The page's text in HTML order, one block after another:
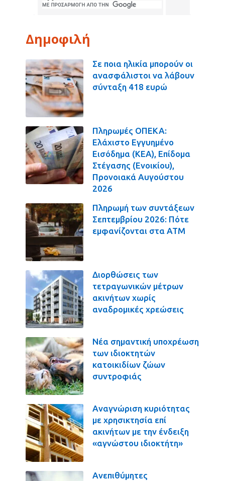
Δημοφιλή
Σε ποια ηλικία μπορούν οι
ανασφάλιστοι να λάβουν
σύνταξη 418 ευρώ
Πληρωμές ΟΠΕΚΑ:
Ελάχιστο Εγγυημένο
Εισόδημα (ΚΕΑ), Επίδομα
Στέγασης (Ενοικίου),
Προνοιακά Αυγούστου
2026
Πληρωμή των συντάξεων
Σεπτεμβρίου 2026: Πότε
εμφανίζονται στα ΑΤΜ
Διορθώσεις των
τετραγωνικών μέτρων
ακινήτων χωρίς
αναδρομικές χρεώσεις
Νέα σημαντική υποχρέωση
των ιδιοκτητών
κατοικιδίων ζώων
συντροφιάς
Αναγνώριση κυριότητας
με χρησικτησία επί
ακινήτων με την ένδειξη
«αγνώστου ιδιοκτήτη»
Ανεπιθύμητες